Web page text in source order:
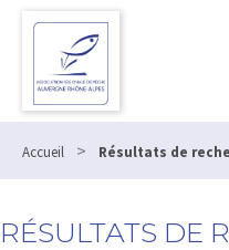
Accueil > Résultats de
RÉSULTATS DE